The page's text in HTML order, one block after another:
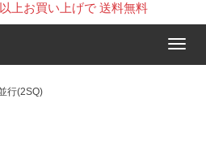
上お買い上げで 送料無料
行(2SQ)